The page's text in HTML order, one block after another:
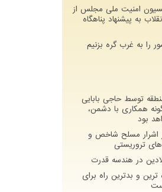
امنیت ملی مجلس از
به پیشنهاد پناهگاه
را به غرب گره بزنیم
توسط حاجی بابایی
همکاری با دشمن،
بود
8 نفر از اشرار مسلح شاخص و
تروریستی
در هندسه قدرت
ترین و بدترین راه برای